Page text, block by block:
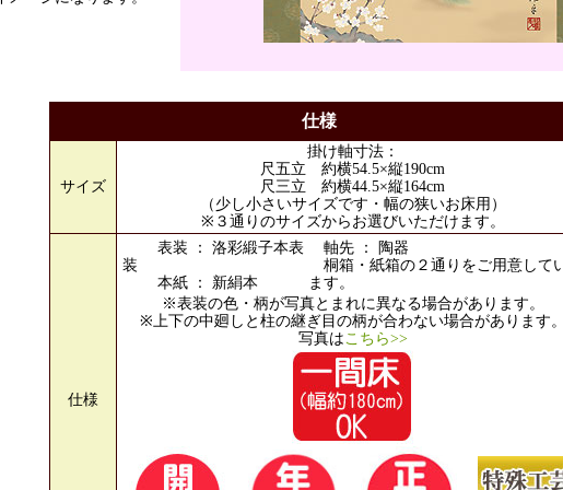
仕様
サイズ
掛け軸寸法：
尺五立 約横54.5×縦190cm
尺三立 約横44.5×縦164cm
（少し小さいサイズです・幅の狭いお床用）
※３通りのサイズからお選びいただけます。
仕様
表装 ： 洛彩緞子本表
装
本紙 ： 新絹本
軸先 ： 陶器
桐箱・紙箱の２通りをご用意して
ます。
※表装の色・柄が写真とまれに異なる場合があります。
※上下の中廻しと柱の継ぎ目の柄が合わない場合があります
写真はこちら>>